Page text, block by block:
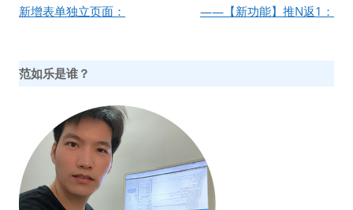
导
新增表单独立页面：
——【新功能】推N返1：
范如乐是谁？